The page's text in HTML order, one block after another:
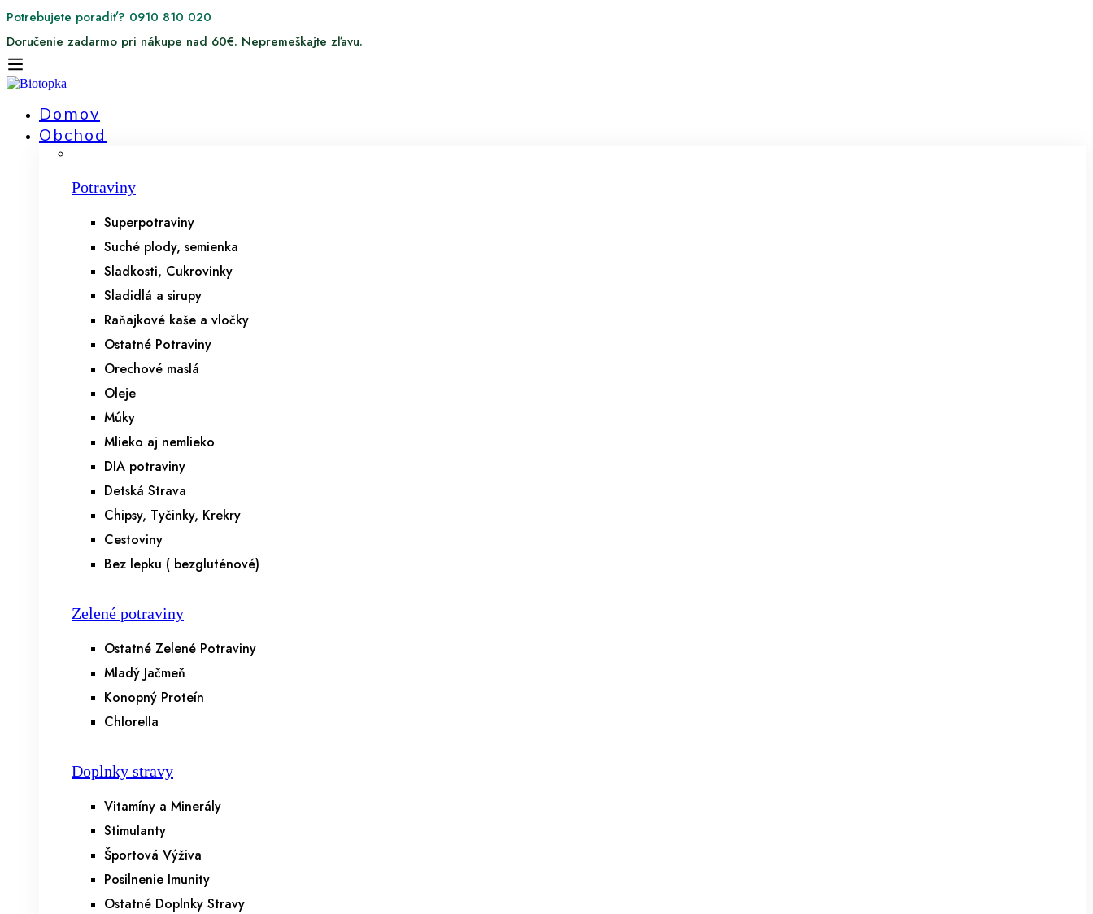
Potrebujete poradiť? 0910 810 020
Doručenie zadarmo pri nákupe nad 60€. Nepremeškajte zľavu.
Domov
Obchod
Potraviny
Superpotraviny
Suché plody, semienka
Sladkosti, Cukrovinky
Sladidlá a sirupy
Raňajkové kaše a vločky
Ostatné Potraviny
Orechové maslá
Oleje
Múky
Mlieko aj nemlieko
DIA potraviny
Detská Strava
Chipsy, Tyčinky, Krekry
Cestoviny
Bez lepku ( bezgluténové)
Zelené potraviny
Ostatné Zelené Potraviny
Mladý Jačmeň
Konopný Proteín
Chlorella
Doplnky stravy
Vitamíny a Minerály
Stimulanty
Športová Výživa
Posilnenie Imunity
Ostatné Doplnky Stravy